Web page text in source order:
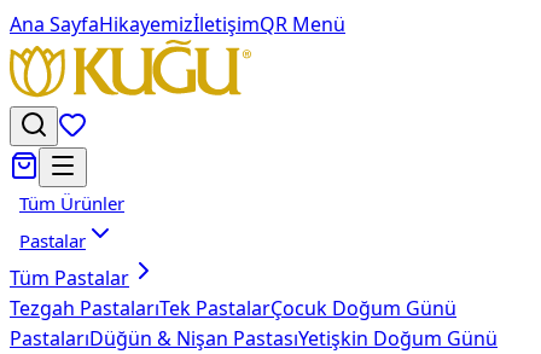
Ana SayfaHikayemizİletişimQR Menü
Tüm Ürünler
Pastalar
Tüm Pastalar
Tezgah PastalarıTek PastalarÇocuk Doğum Günü
PastalarıDüğün & Nişan PastasıYetişkin Doğum Günü